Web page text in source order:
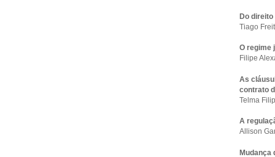
Do
Tiago
O regime
Filipe
As
contrato
Telma
A
Allison
Mudança